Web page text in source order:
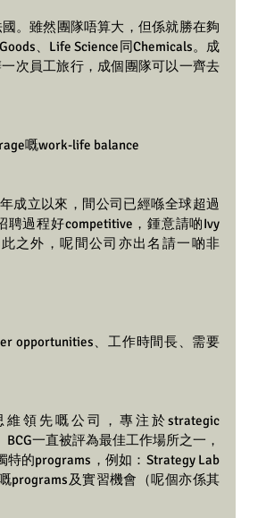
。雖然團隊唔算大，但係就勝在夠
、Life Science同Chemicals。成
次員工旅行，成個團隊可以一齊去
嘅work-life balance
成立以來，間公司已經喺全球超過
聘過程好competitive，鍾意請啲Ivy
之外，呢間公司亦出名請一啲非
opportunities、工作時間長、需要
維領先嘅公司，專注於strategic
一直被評為最佳工作場所之一，
的programs，例如：Strategy Lab
programs及實習機會（呢個亦係其